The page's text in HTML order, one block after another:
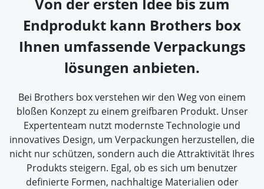
Endprodukt kann Brothers box
Ihnen umfassende Verpackungs
lösungen anbieten.
Bei Brothers box verstehen wir den Weg von einem
bloßen Konzept zu einem greifbaren Produkt. Unser
Expertenteam nutzt modernste Technologie und
innovatives Design, um Verpackungen herzustellen, die
nicht nur schützen, sondern auch die Attraktivität Ihres
Produkts steigern. Egal, ob es sich um benutzer
definierte Formen, nachhaltige Materialien oder